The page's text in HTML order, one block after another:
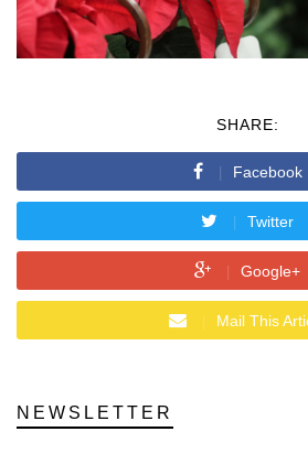
SHARE:
Facebook
Twitter
Google+
Mail This
NEWSLETTER